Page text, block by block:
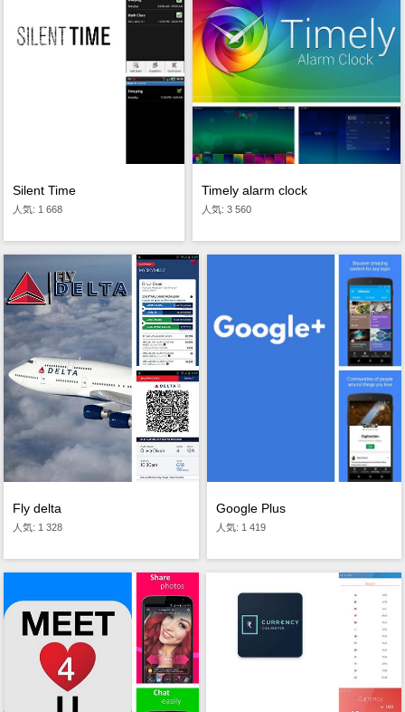
Silent Time
人気: 1 668
Timely alarm clock
人気: 3 560
Fly delta
人気: 1 328
Google Plus
人気: 1 419